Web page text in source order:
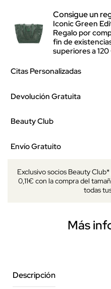
Consigue un
Iconic Green
Regalo por
fin de
superiores a
Citas Personalizadas
Devolución Gratuita
Beauty Club
Envío Gratuito
Exclusivo socios Beauty
0,11€ con la compra del
todas
Más
Descripción